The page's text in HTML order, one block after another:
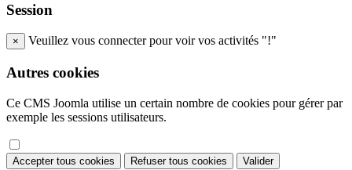
Session
× Veuillez vous connecter pour voir vos activités "!"
Autres cookies
Ce CMS Joomla utilise un certain nombre de cookies pour gérer par
exemple les sessions utilisateurs.
Accepter tous cookies Refuser tous cookies Valider